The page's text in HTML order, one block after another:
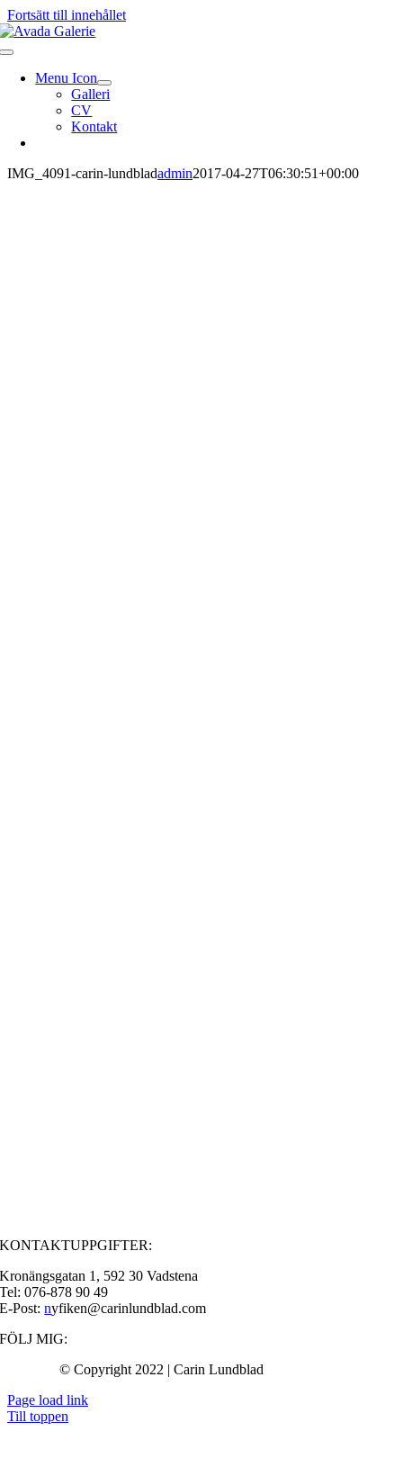
Fortsätt till innehållet
Menu Icon
Galleri
CV
Kontakt
IMG_4091-carin-lundbladadmin2017-04-27T06:30:51+00:00
KONTAKTUPPGIFTER:
Kronängsgatan 1, 592 30 Vadstena
Tel: 076-878 90 49
E-Post:nyfiken@carinlundblad.com
FÖLJ MIG:
© Copyright 2022 | Carin Lundblad
Page load link
Till toppen